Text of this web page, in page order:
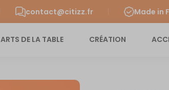
contact@citizz.fr Made in
ARTS DE LA TABLE CRÉATION